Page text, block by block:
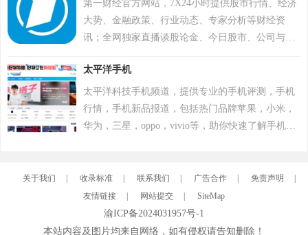
证票务，再到景区投资运营与会展服务、跨境电商
等业务，拥有广东省中国旅行社、广东中旅交通发
东中旅旅游投资发展有限公司、广东中旅假日国际
旅行社有限公司、广东悦旅惠跨境电商有限公司等
多家控股企业，以及20多家参股企业，汇聚了645名
行业精英。
第一财经官方网站，7X24小时提供股市行情、经济
大势、金融政策、行业动态、专家分析等财经资
讯；全网独家直播谈股论金、今日股市、公司与行
太平洋手机
太平洋科技手机频道，提供专业的手机评测，手机
行情，手机新品报道，包括热门品牌苹果，小米，
华为，三星，oppo，vivio等，助你快速了解手机市
关于我们 | 收录标准 | 联系我们 | 广告合作 | 免责声明
|
友情链接
| 网站提交 | SiteMap
渝ICP备2024031957号-1
本站内容及图片均来自网络，如有侵权请告知删除！